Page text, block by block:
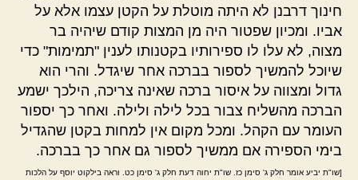
חינוך דרבנן לא היתה מוטלת על הקטן עצמו אלא על
אביו. ומכיון שפטור היה מן המצות קודם שיהיה בר
מצוה, לא עלו לו ספירותיו בקטנותו לענין "תמימות" כדי
שיוכל להמשיך לספור בברכה אחר שיגדל. והרי הוא
גדול ומצווה על איסור ברכה שאינה צריכה, הילכך ישמע
הברכה מהשליח צבור בכל לילה ולילה. ואחר כך יספור
העומר עם הקהל. ומכל מקום אין למחות בקטן שהגדיל
בימי הספירה אם ממשיך לספור גם אחר כך בברכה.
[שו"ת יביע אומר חלק ג' סימן כז. שו"ת יחוה דעת חלק ג' סימן כט. וראה בילקוט יוסף על הלכות